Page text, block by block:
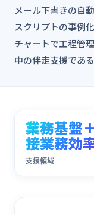
メール下書きの自
スクリプトの事例
チャートで工程管
中の伴走支援である
業務基盤
接業務効
支援領域